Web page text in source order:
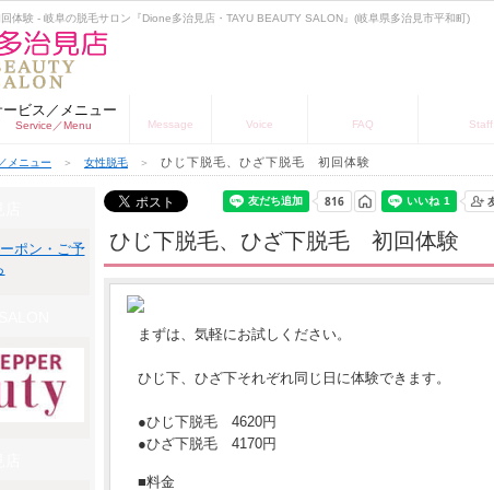
体験 - 岐阜の脱毛サロン『Dione多治見店・TAYU BEAUTY SALON』(岐阜県多治見市平和町)
ービス／メニュー
Service／Menu Message Voice FAQ Staff
メニュー ＞ 女性脱毛 ＞ ひじ下脱毛、ひざ下脱毛 初回体験
ひじ下脱毛、ひざ下脱毛 初回体験
まずは、気軽にお試しください。
ひじ下、ひざ下それぞれ同じ日に体験できます。
●ひじ下脱毛 4620円
●ひざ下脱毛 4170円
■料金